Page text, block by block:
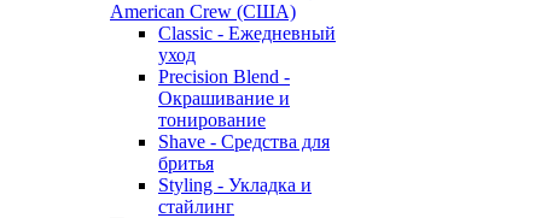
American Crew (США)
Classic - Ежедневный
уход
Precision Blend -
Окрашивание и
тонирование
Shave - Средства для
бритья
Styling - Укладка и
стайлинг